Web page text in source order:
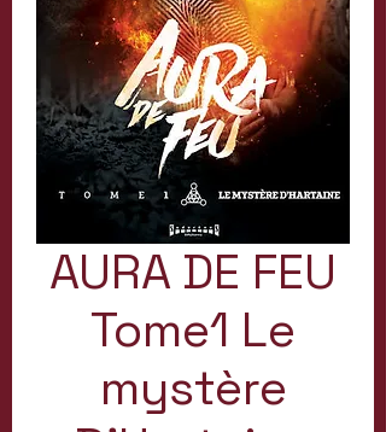
AURA DE FEU
Tome1 Le
mystère